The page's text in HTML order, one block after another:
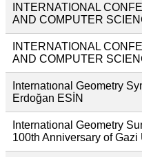
INTERNATIONAL
AND COMPUTER
INTERNATIONAL
AND COMPUTER
Internatıonal Geometry
Erdoğan ESİN
International Geometry
100th Anniversary of Gazi